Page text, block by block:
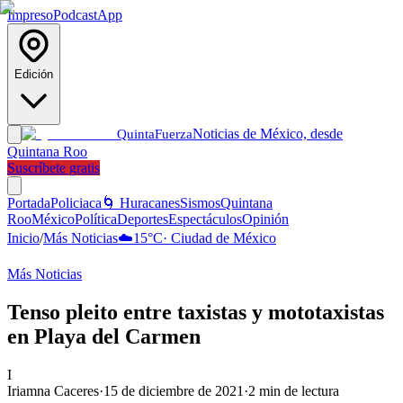
ImpresoPodcastApp
Edición
QuintaFuerzaNoticias de México, desde
Quintana Roo
Suscríbete gratis
PortadaPoliciaca 🌀 HuracanesSismosQuintana
RooMéxicoPolíticaDeportesEspectáculosOpinión
Inicio/Más Noticias☁️15°C· Ciudad de México
Más Noticias
Tenso pleito entre taxistas y mototaxistas
en Playa del Carmen
I
Iriamna Caceres·15 de diciembre de 2021 ·2 min de lectura